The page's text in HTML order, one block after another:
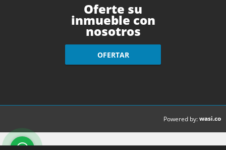
Oferte su
inmueble con
nosotros
OFERTAR
Powered by:wasi.co